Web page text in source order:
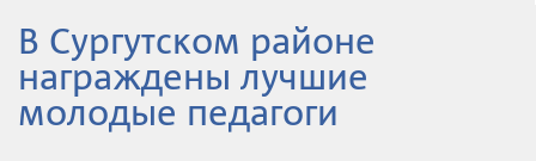
В Сургутском районе
награждены лучшие
молодые педагоги